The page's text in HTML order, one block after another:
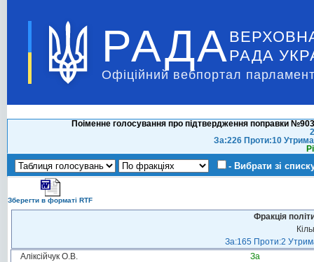
РАДА РАДА
Офіційний вебпортал
Поіменне голосування про підтвердження поправки
За:226 Проти:10
- Вибрати зі
Зберегти в форматі RTF
Фракція
За:165 Проти:2
Аліксійчук О.В.
За